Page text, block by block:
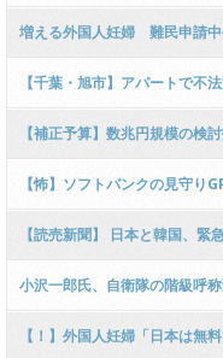
み！罰当たりという感覚がな
ｗｗｗｗｗ
増える外国人妊婦 難民申請
「もう限界」
【千葉・旭市】アパートで不
た」などと約7年不法滞在し
して入国
【補正予算】数兆円規模の検
【怖】ソフトバンクの見守り
公式HP『個人情報を中国と
ｗｗｗｗｗｗｗｗｗ
【読売新聞】 日本と韓国、
きょう首脳会談で共同文書発
小沢一郎氏、自衛隊の階級呼
れになりつつある」「いい加
【！】外国人妊婦「日本は無